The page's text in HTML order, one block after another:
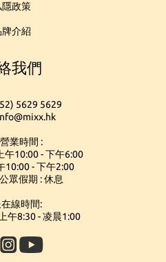
隱政策
牌介紹
我們
5629 5629
業時間 :
午10:00 - 下午6:00
10:00 - 下午2:00
眾假期 : 休息
線時間:
午8:30 - 凌晨1:00